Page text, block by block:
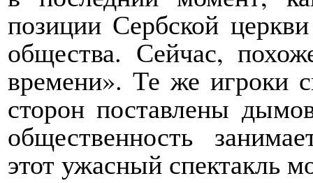
позиции Сербской
общества. Сейчас,
времени». Те же игроки
сторон поставлены
общественность
этот ужасный спектакль